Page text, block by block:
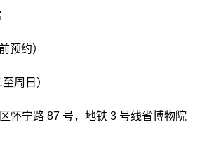
预约）
周日）
怀宁路 87 号，地铁 3 号线省博物院